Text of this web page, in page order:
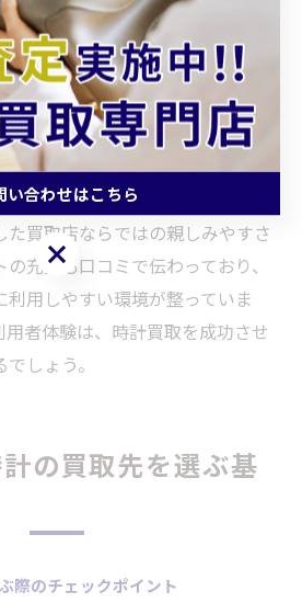
や安心感を知るうえで非常に有
周辺の利用者からは、買取大吉
つ誠実な対応、査定額の満足度が
実際に時計を売却した方々の声
心して店舗を訪れることができ
た買取店ならではの親しみやすさ
充実も口コミで伝わっており、
用しやすい環境が整っていま
者体験は、時計買取を成功させ
しょう。
の買取先を選ぶ基
際のチェックポイント
い合わせはこちら
い合わせはこちら